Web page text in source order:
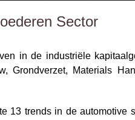
Sector
in de industriële
Grondverzet, Materials
13 trends in de automotive